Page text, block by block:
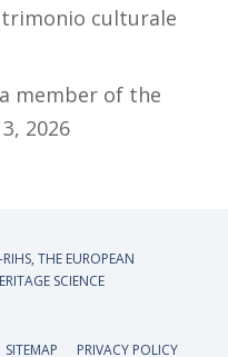
culturale
a member of the
3, 2026
RIHS, THE EUROPEAN
SCIENCE
SITEMAP PRIVACY POLICY